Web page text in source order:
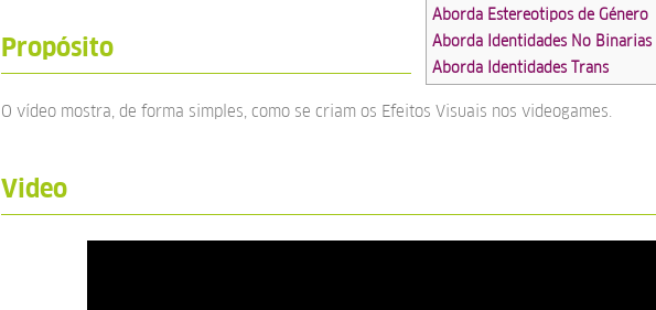
Aborda Estereotipos de Género
Aborda Identidades No Binarias
Aborda Identidades Trans
Propósito
O vídeo mostra, de forma simples, como se criam os Efeitos Visuais nos videogames.
Video